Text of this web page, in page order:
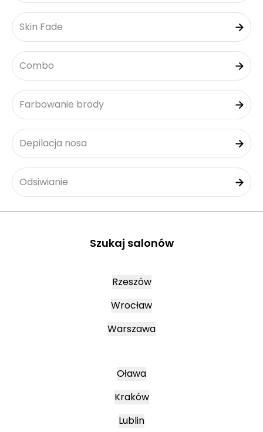
Skin Fade
Combo
Farbowanie brody
Depilacja nosa
Odsiwianie
Szukaj salonów
Rzeszów
Wrocław
Warszawa
Oława
Kraków
Lublin